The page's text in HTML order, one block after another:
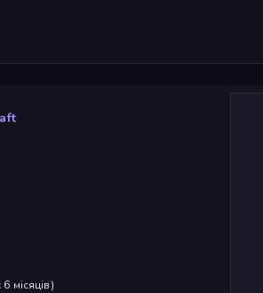
місяців)